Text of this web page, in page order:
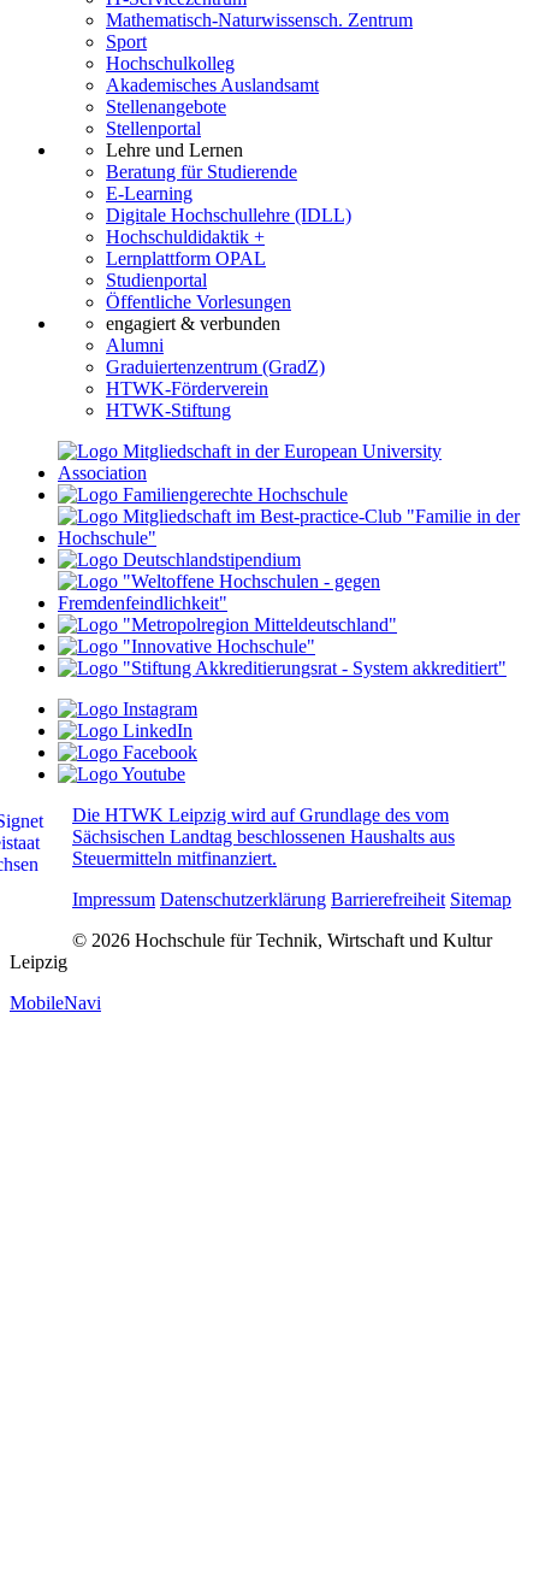
Mathematisch-Naturwissensch. Zentrum
Sport
Hochschulkolleg
Akademisches Auslandsamt
Stellenangebote
Stellenportal
Lehre und Lernen
Beratung für Studierende
E-Learning
Digitale Hochschullehre (IDLL)
Hochschuldidaktik +
Lernplattform OPAL
Studienportal
Öffentliche Vorlesungen
engagiert & verbunden
Alumni
Graduiertenzentrum (GradZ)
HTWK-Förderverein
HTWK-Stiftung
Die HTWK Leipzig wird auf Grundlage des vom
Sächsischen Landtag beschlossenen Haushalts aus
Steuermitteln mitfinanziert.
Impressum Datenschutzerklärung Barrierefreiheit Sitemap
© 2026 Hochschule für Technik, Wirtschaft und Kultur
Leipzig
MobileNavi